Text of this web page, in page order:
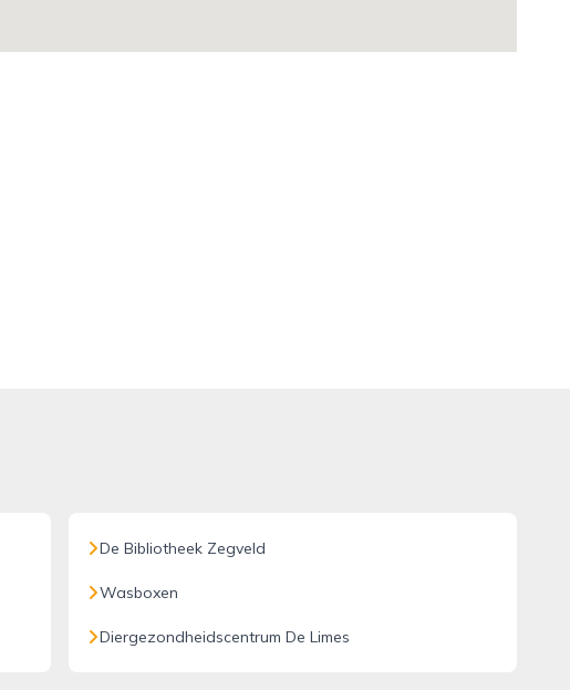
De Bibliotheek Zegveld
Wasboxen
Diergezondheidscentrum De Limes